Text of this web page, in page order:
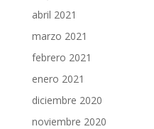
abril 2021
marzo 2021
febrero 2021
enero 2021
diciembre 2020
noviembre 2020